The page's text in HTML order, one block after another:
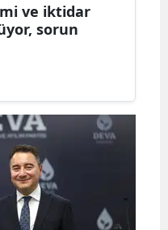
ve iktidar
sorun